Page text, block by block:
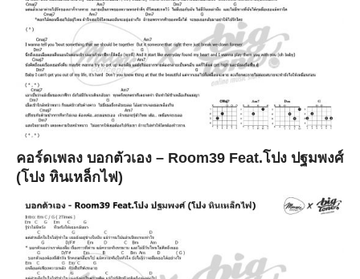
คอร์ดเพลง บอกตัวเอง – Room39 Feat.โปง ปฐมพงศ์
(โปง หินเหล็กไฟ)